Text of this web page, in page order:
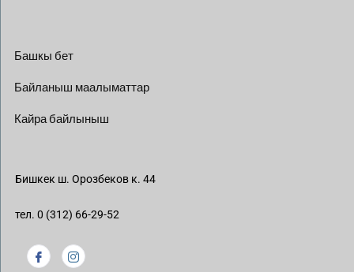
Башкы бет
Байланыш маалыматтар
Кайра байлыныш
Бишкек ш. Орозбеков к. 44
тел. 0 (312) 66-29-52